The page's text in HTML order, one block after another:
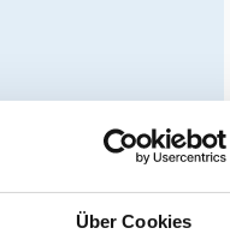
Über Cookies
sodass diese
gegenüber all